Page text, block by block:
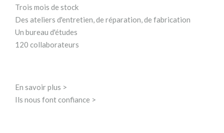
Trois mois de stock
Des ateliers d'entretien, de réparation, de fabrication
Un bureau d'études
120 collaborateurs
En savoir plus >
Ils nous font confiance >